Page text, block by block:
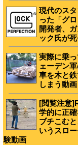
現代のス
った「グ
開発者、
ック氏が
実際に乗
ェーデン
車を木と
しまう動画
[閲覧注意
学的に正
ブチこむ
いうスロ
験動画